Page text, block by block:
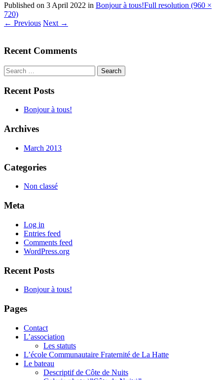
Published on 3 April 2022 in Bonjour à tous!Full resolution (960 ×
720)
← Previous Next →
Recent Comments
Search
for:
Recent Posts
Bonjour à tous!
Archives
March 2013
Categories
Non classé
Meta
Log in
Entries feed
Comments feed
WordPress.org
Recent Posts
Bonjour à tous!
Pages
Contact
L’association
Les statuts
L’école Communautaire Fraternité de La Hatte
Le bateau
Descriptif de Côte de Nuits